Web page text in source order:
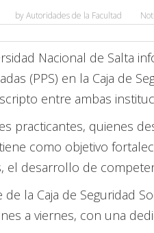
byAutoridades de la Facultad
Nacional de Salta
(PPS) en la Caja de
entre ambas
practicantes, quienes
como objetivo
desarrollo de
la Caja de Seguridad
a viernes, con una